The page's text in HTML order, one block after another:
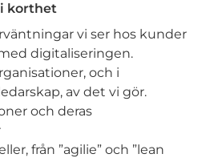
korthet
vi ser hos kunder
digitaliseringen.
och i
av det vi gör.
och deras
från ”agilie” och ”lean